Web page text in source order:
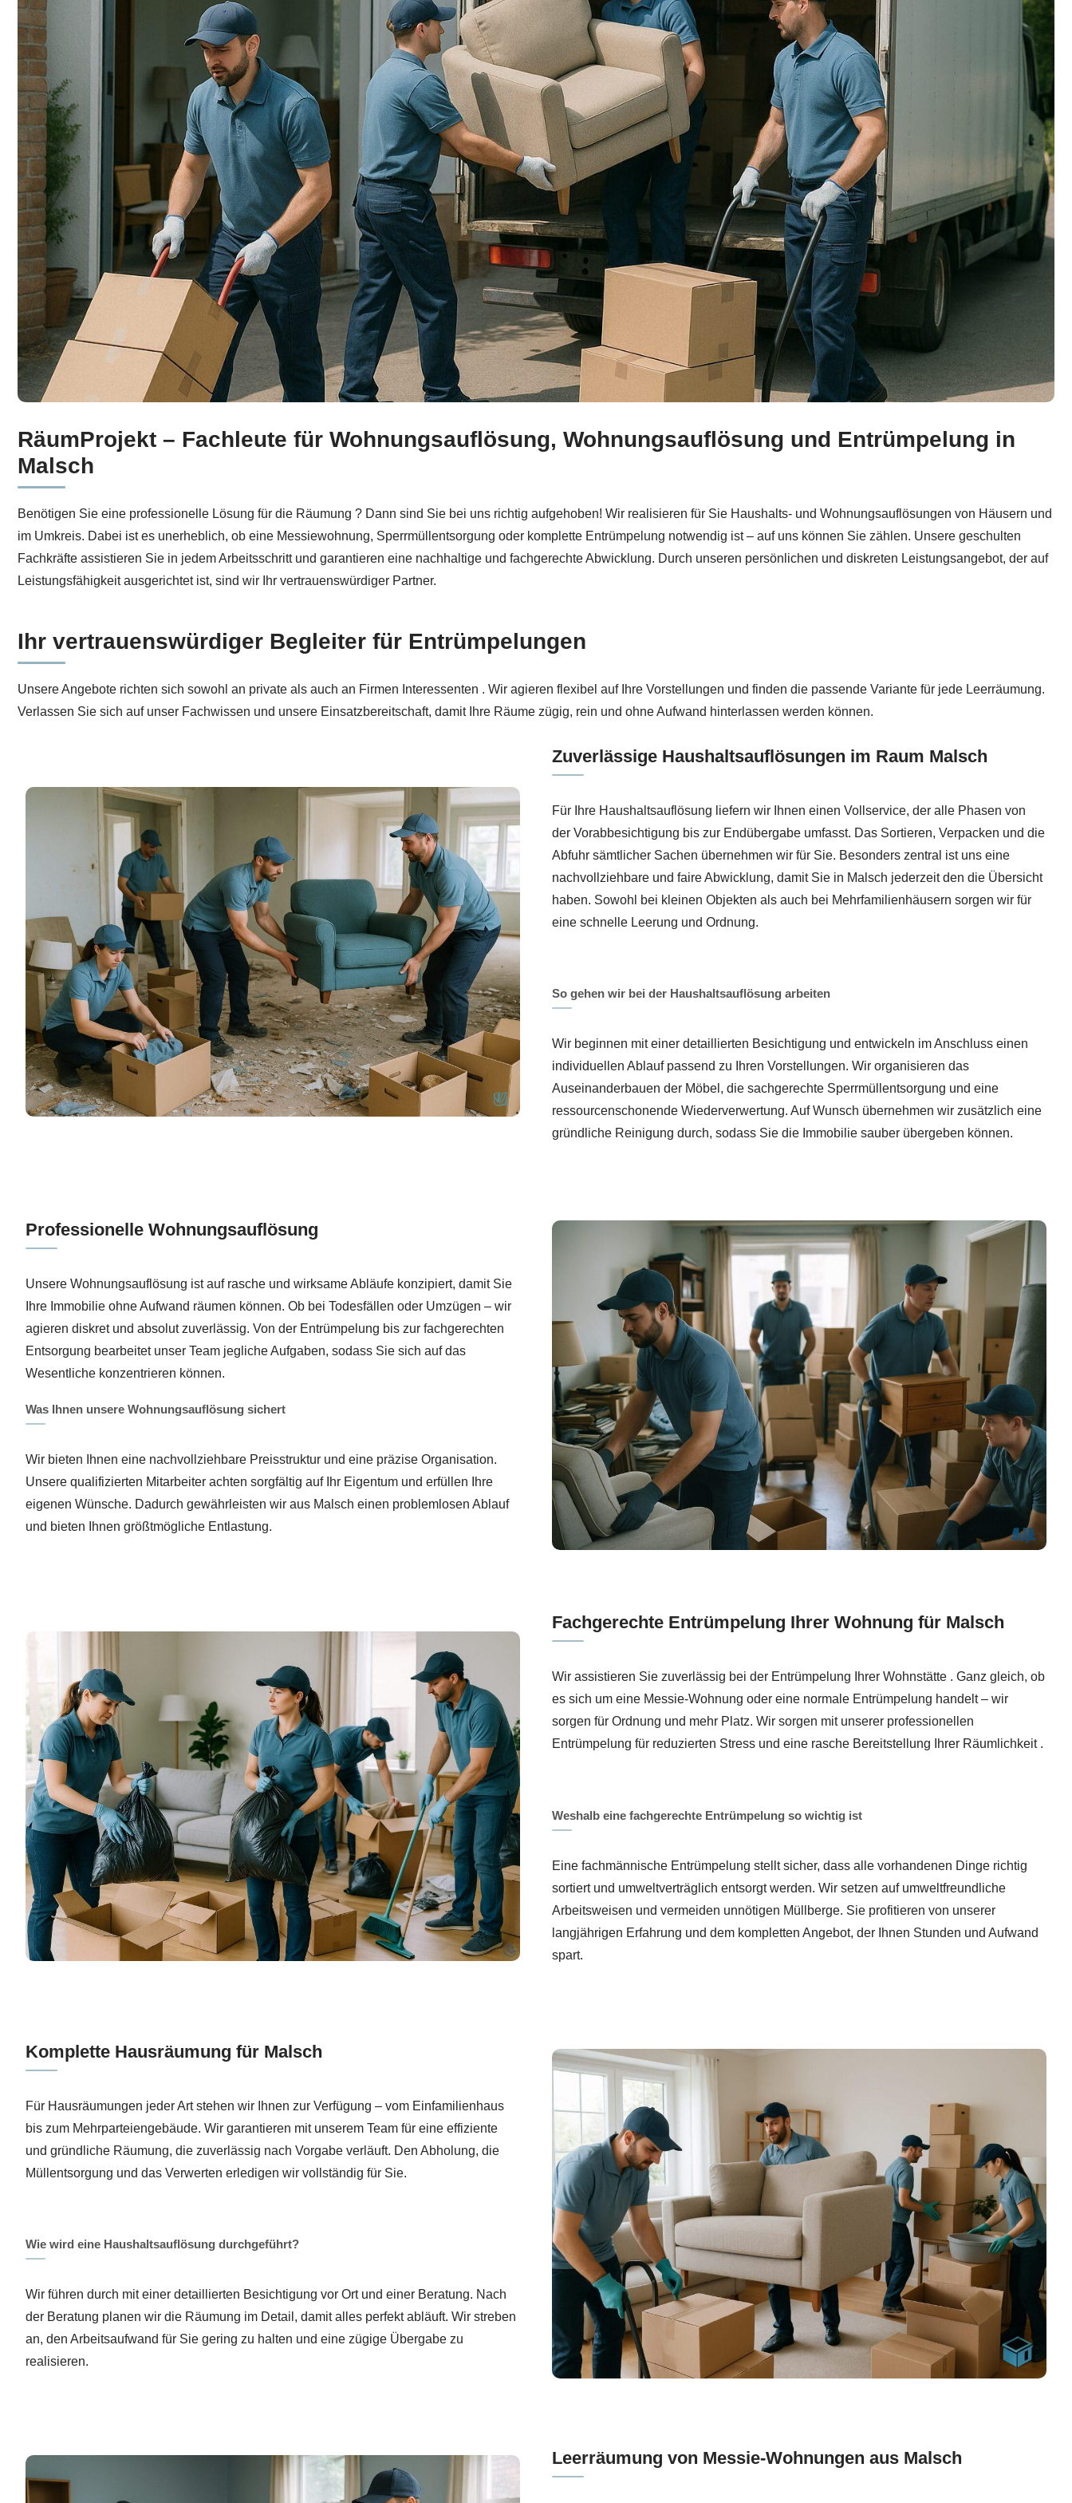
Testen Sie Haushaltsauflösung fürMalschbeiRäumProjekt und ✓Entrümpelung Wohnung, Entsorgung, Messiewohnung entrümpeln, Wohnungsauflösung. Sie
RäumProjekt – Fachleute für Wohnungsauflösung, Wohnungsauflösung und Entrümpelung in
Malsch
Benötigen Sie eine professionelle Lösung für die Räumung ? Dann sind Sie bei uns richtig aufgehoben! Wir realisieren für Sie Haushalts- und Wohnungsauflösungen von Häusern und
im Umkreis. Dabei ist es unerheblich, ob eine Messiewohnung, Sperrmüllentsorgung oder komplette Entrümpelung notwendig ist – auf uns können Sie zählen. Unsere geschulten
Fachkräfte assistieren Sie in jedem Arbeitsschritt und garantieren eine nachhaltige und fachgerechte Abwicklung. Durch unseren persönlichen und diskreten Leistungsangebot, der auf
Leistungsfähigkeit ausgerichtet ist, sind wir Ihr vertrauenswürdiger Partner.
Ihr vertrauenswürdiger Begleiter für Entrümpelungen
Unsere Angebote richten sich sowohl an private als auch an Firmen Interessenten . Wir agieren flexibel auf Ihre Vorstellungen und finden die passende Variante für jede Leerräumung.
Verlassen Sie sich auf unser Fachwissen und unsere Einsatzbereitschaft, damit Ihre Räume zügig, rein und ohne Aufwand hinterlassen werden können.
Zuverlässige Haushaltsauflösungen im Raum Malsch
Für Ihre Haushaltsauflösung liefern wir Ihnen einen Vollservice, der alle Phasen von
der Vorabbesichtigung bis zur Endübergabe umfasst. Das Sortieren, Verpacken und die
Abfuhr sämtlicher Sachen übernehmen wir für Sie. Besonders zentral ist uns eine
nachvollziehbare und faire Abwicklung, damit Sie in Malsch jederzeit den die Übersicht
haben. Sowohl bei kleinen Objekten als auch bei Mehrfamilienhäusern sorgen wir für
eine schnelle Leerung und Ordnung.
So gehen wir bei der Haushaltsauflösung arbeiten
Wir beginnen mit einer detaillierten Besichtigung und entwickeln im Anschluss einen
individuellen Ablauf passend zu Ihren Vorstellungen. Wir organisieren das
Auseinanderbauen der Möbel, die sachgerechte Sperrmüllentsorgung und eine
ressourcenschonende Wiederverwertung. Auf Wunsch übernehmen wir zusätzlich eine
gründliche Reinigung durch, sodass Sie die Immobilie sauber übergeben können.
Professionelle Wohnungsauflösung
Unsere Wohnungsauflösung ist auf rasche und wirksame Abläufe konzipiert, damit Sie
Ihre Immobilie ohne Aufwand räumen können. Ob bei Todesfällen oder Umzügen – wir
agieren diskret und absolut zuverlässig. Von der Entrümpelung bis zur fachgerechten
Entsorgung bearbeitet unser Team jegliche Aufgaben, sodass Sie sich auf das
Wesentliche konzentrieren können.
Was Ihnen unsere Wohnungsauflösung sichert
Wir bieten Ihnen eine nachvollziehbare Preisstruktur und eine präzise Organisation.
Unsere qualifizierten Mitarbeiter achten sorgfältig auf Ihr Eigentum und erfüllen Ihre
eigenen Wünsche. Dadurch gewährleisten wir aus Malsch einen problemlosen Ablauf
und bieten Ihnen größtmögliche Entlastung.
Fachgerechte Entrümpelung Ihrer Wohnung für Malsch
Wir assistieren Sie zuverlässig bei der Entrümpelung Ihrer Wohnstätte . Ganz gleich, ob
es sich um eine Messie-Wohnung oder eine normale Entrümpelung handelt – wir
sorgen für Ordnung und mehr Platz. Wir sorgen mit unserer professionellen
Entrümpelung für reduzierten Stress und eine rasche Bereitstellung Ihrer Räumlichkeit .
Weshalb eine fachgerechte Entrümpelung so wichtig ist
Eine fachmännische Entrümpelung stellt sicher, dass alle vorhandenen Dinge richtig
sortiert und umweltverträglich entsorgt werden. Wir setzen auf umweltfreundliche
Arbeitsweisen und vermeiden unnötigen Müllberge. Sie profitieren von unserer
langjährigen Erfahrung und dem kompletten Angebot, der Ihnen Stunden und Aufwand
spart.
Komplette Hausräumung für Malsch
Für Hausräumungen jeder Art stehen wir Ihnen zur Verfügung – vom Einfamilienhaus
bis zum Mehrparteiengebäude. Wir garantieren mit unserem Team für eine effiziente
und gründliche Räumung, die zuverlässig nach Vorgabe verläuft. Den Abholung, die
Müllentsorgung und das Verwerten erledigen wir vollständig für Sie.
Wie wird eine Haushaltsauflösung durchgeführt?
Wir führen durch mit einer detaillierten Besichtigung vor Ort und einer Beratung. Nach
der Beratung planen wir die Räumung im Detail, damit alles perfekt abläuft. Wir streben
an, den Arbeitsaufwand für Sie gering zu halten und eine zügige Übergabe zu
realisieren.
Leerräumung von Messie-Wohnungen aus Malsch